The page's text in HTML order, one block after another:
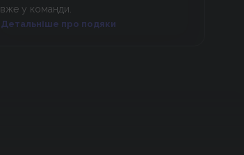
вже у команди.
Детальніше про подяки